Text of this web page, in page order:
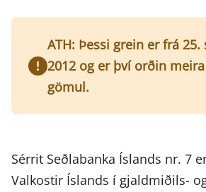
ATH: Þessi grein er frá
2012 og er því orðin
gömul.
Sérrit Seðlabanka Íslands nr. 7
Valkostir Íslands í gjaldmiðils-